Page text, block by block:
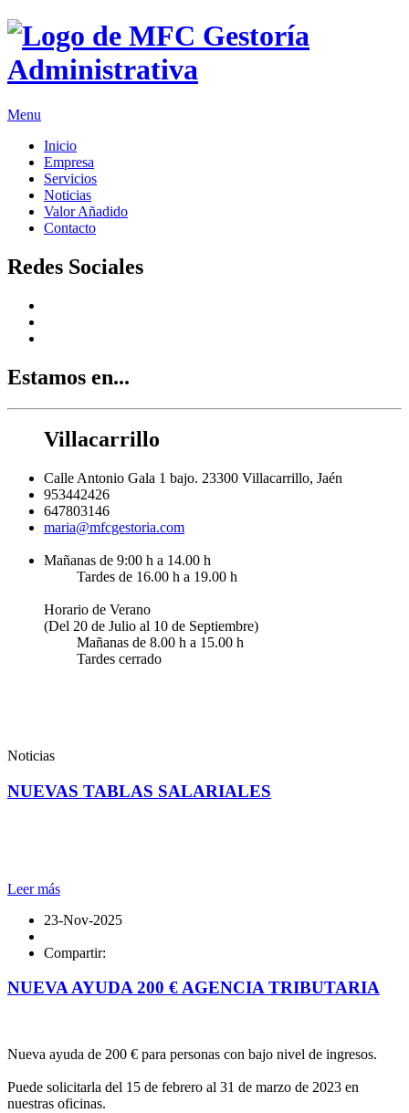
Menu
Inicio
Empresa
Servicios
Noticias
Valor Añadido
Contacto
Redes Sociales
Estamos en...
Villacarrillo
Calle Antonio Gala 1 bajo. 23300 Villacarrillo, Jaén
953442426
647803146
maria@mfcgestoria.com
Mañanas de 9:00 h a 14.00 h
Tardes de 16.00 h a 19.00 h
Horario de Verano
(Del 20 de Julio al 10 de Septiembre)
Mañanas de 8.00 h a 15.00 h
Tardes cerrado
Noticias
NUEVAS TABLAS SALARIALES
Leer más
23-Nov-2025
Compartir:
NUEVA AYUDA 200 € AGENCIA TRIBUTARIA
Nueva ayuda de 200 € para personas con bajo nivel de ingresos.
Puede solicitarla del 15 de febrero al 31 de marzo de 2023 en
nuestras oficinas.